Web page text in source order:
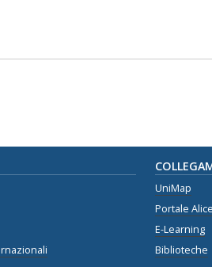
UniMap
Portale Alice
E-Learning
Biblioteche